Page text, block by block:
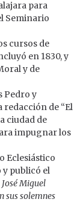
para
Seminario
cursos de
en 1830, y
y de
Pedro y
redacción de “El
ciudad de
impugnar los
Eclesiástico
y publicó el
Miguel
sus solemnes